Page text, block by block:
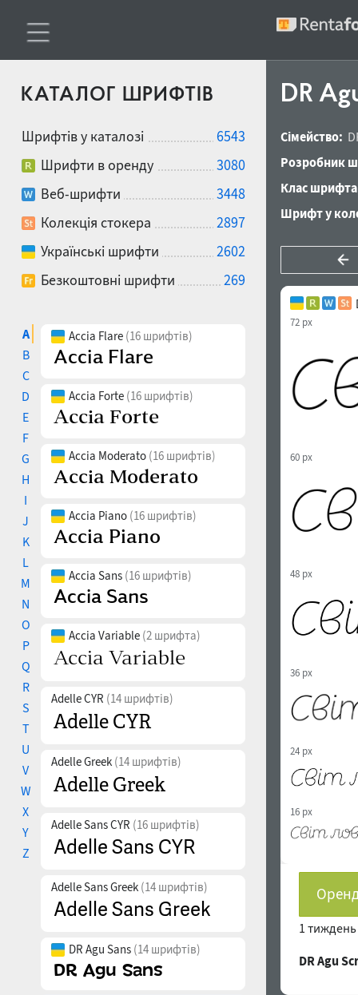
КАТАЛОГ ШРИФТІВ
Шрифтів у каталозі
6543
Шрифти в оренду
3080
Веб-шрифти
3448
Колекція стокера
2897
Українські шрифти
2602
Безкоштовні шрифти
269
A
B
C
D
E
F
G
H
I
J
K
L
M
N
O
P
Q
R
S
T
U
V
W
X
Y
Z
Accia Flare (16 шрифтів)
Accia Forte (16 шрифтів)
Accia Moderato (16 шрифтів)
Accia Piano (16 шрифтів)
Accia Sans (16 шрифтів)
Accia Variable (2 шрифта)
Adelle CYR (14 шрифтів)
Adelle Greek (14 шрифтів)
Adelle Sans CYR (16 шрифтів)
Adelle Sans Greek (14 шрифтів)
DR Agu Sans (14 шрифтів)
DR
Сімейство:
Розробник
Клас
Шрифт у
72 px
60 px
48 px
36 px
24 px
16 px
1
DR Agu